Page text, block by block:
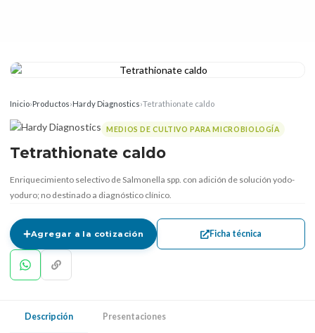
Inicio›Productos›Hardy Diagnostics›Tetrathionate caldo
MEDIOS DE CULTIVO PARA MICROBIOLOGÍA
Tetrathionate caldo
Enriquecimiento selectivo de Salmonella spp. con adición de solución yodo-
yoduro; no destinado a diagnóstico clínico.
Agregar a la cotización Ficha técnica
Descripción Presentaciones